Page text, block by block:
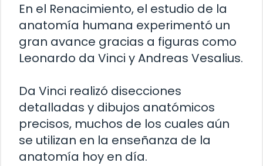
En el Renacimiento, el estudio de la
anatomía humana experimentó un
gran avance gracias a figuras como
Leonardo da Vinci y Andreas Vesalius.
Da Vinci realizó disecciones
detalladas y dibujos anatómicos
precisos, muchos de los cuales aún
se utilizan en la enseñanza de la
anatomía hoy en día.